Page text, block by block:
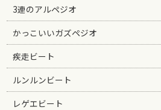
3連のアルペジオ
かっこいいガズペジオ
疾走ビート
ルンルンビート
レゲエビート